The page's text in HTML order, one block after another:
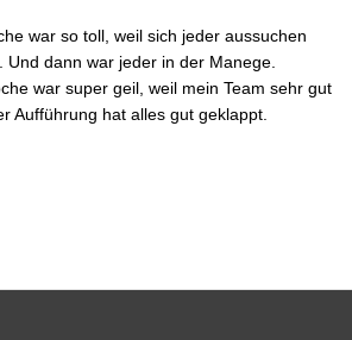
war so toll, weil sich jeder aussuchen
Und dann war jeder in der Manege.
war super geil, weil mein Team sehr gut
Aufführung hat alles gut geklappt.